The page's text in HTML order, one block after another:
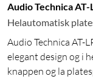
Audio Technica
Helautomatisk
Audio Technica AT-
elegant design og i
knappen og la